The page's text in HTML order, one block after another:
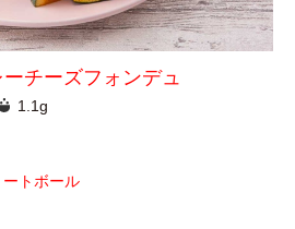
チーズフォンデュ
1.1g
トボール